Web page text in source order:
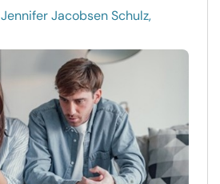
Jennifer Jacobsen Schulz,